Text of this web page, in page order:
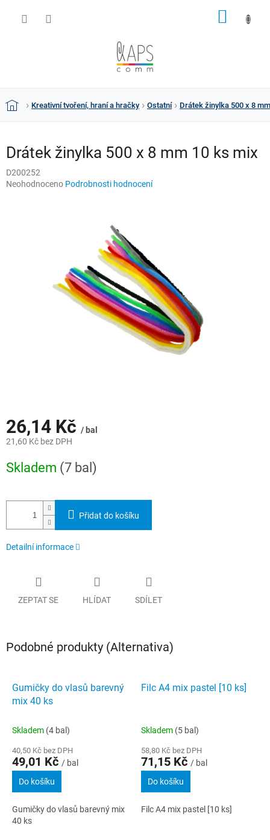
DomůKreativní tvoření, hraní a hračky Ostatní Drátek žinylka 500 x 8
Drátek žinylka 500 x 8 mm 10 ks mix
D200252
Průměrné
Neohodnoceno Podrobnosti hodnocení
26,14 Kč / bal
21,60 Kč bez DPH
cena:
Skladem (7 bal)
Přidat do košíku
Detailní informace
ZEPTAT SE HLÍDAT SDÍLET
Podobné produkty (Alternativa)
Gumičky do vlasů barevný
mix 40 ks
Skladem (4 bal)
40,50 Kč bez DPH
49,01 Kč / bal
Do košíku
Gumičky do vlasů barevný mix
40 ks
Filc A4 mix pastel [10 ks]
Skladem (5 bal)
58,80 Kč bez DPH
71,15 Kč / bal
Do košíku
Filc A4 mix pastel [10 ks]